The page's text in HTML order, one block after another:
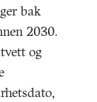
bak
2030.
og